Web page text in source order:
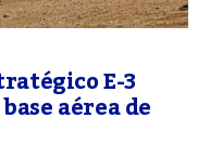
E-3
aérea de